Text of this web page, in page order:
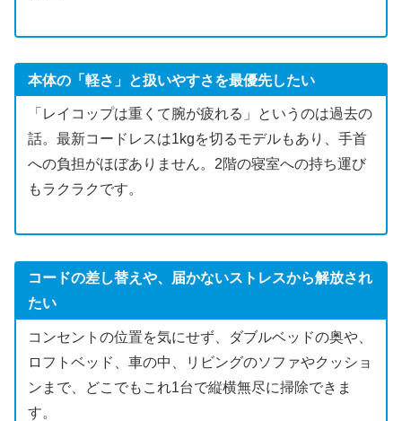
本体の「軽さ」と扱いやすさを最優先したい
「レイコップは重くて腕が疲れる」というのは過去の
話。最新コードレスは1kgを切るモデルもあり、手首
への負担がほぼありません。2階の寝室への持ち運び
もラクラクです。
コードの差し替えや、届かないストレスから解放され
たい
コンセントの位置を気にせず、ダブルベッドの奥や、
ロフトベッド、車の中、リビングのソファやクッショ
ンまで、どこでもこれ1台で縦横無尽に掃除できま
す。